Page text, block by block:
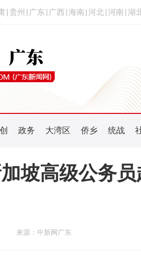
贵州 广东 广西 海南 河北 河南 湖
政务 大湾区 侨乡 统战
坡高级公务
来源：中新网广东